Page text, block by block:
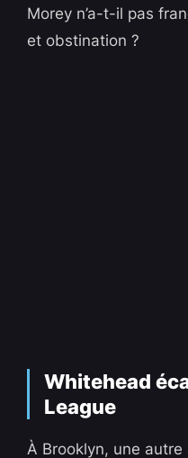
Morey n’a-t-il pas
et obstination ?
Whitehead
League
À Brooklyn, une